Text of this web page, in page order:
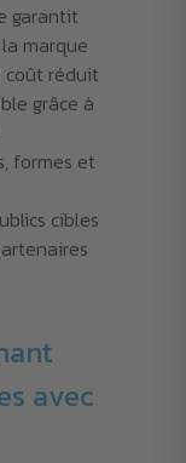
garantit
marque
coût réduit
grâce à
formes et
cibles
avec